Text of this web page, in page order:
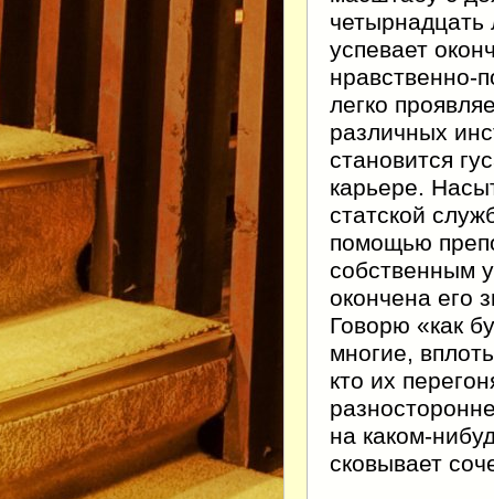
четырнадцать
успевает
нравственно-
легко
различных
становится
карьере.
статской
помощью
собственным
окончена его
Говорю «как
многие,
кто их
на каком-
сковывает